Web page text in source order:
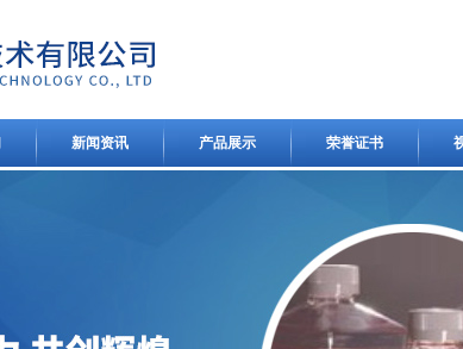
新闻资讯 产品展示 荣誉证书